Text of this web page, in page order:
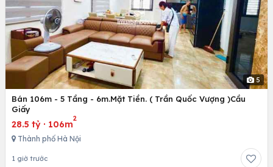
5
Bán 106m - 5 Tầng - 6m.Mặt Tiền. ( Trần Quốc Vượng )Cầu
Giấy
28.5 tỷ · 106m
2
Thành phố Hà Nội
1 giờ trước